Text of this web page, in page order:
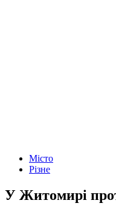
Місто
Різне
У Житомирі